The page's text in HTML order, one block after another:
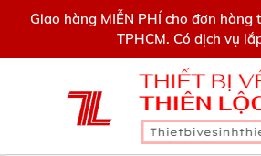
Giao hàng MIỄN PHÍ cho đơn hàng
TPHCM. Có dịch vụ
0909445903